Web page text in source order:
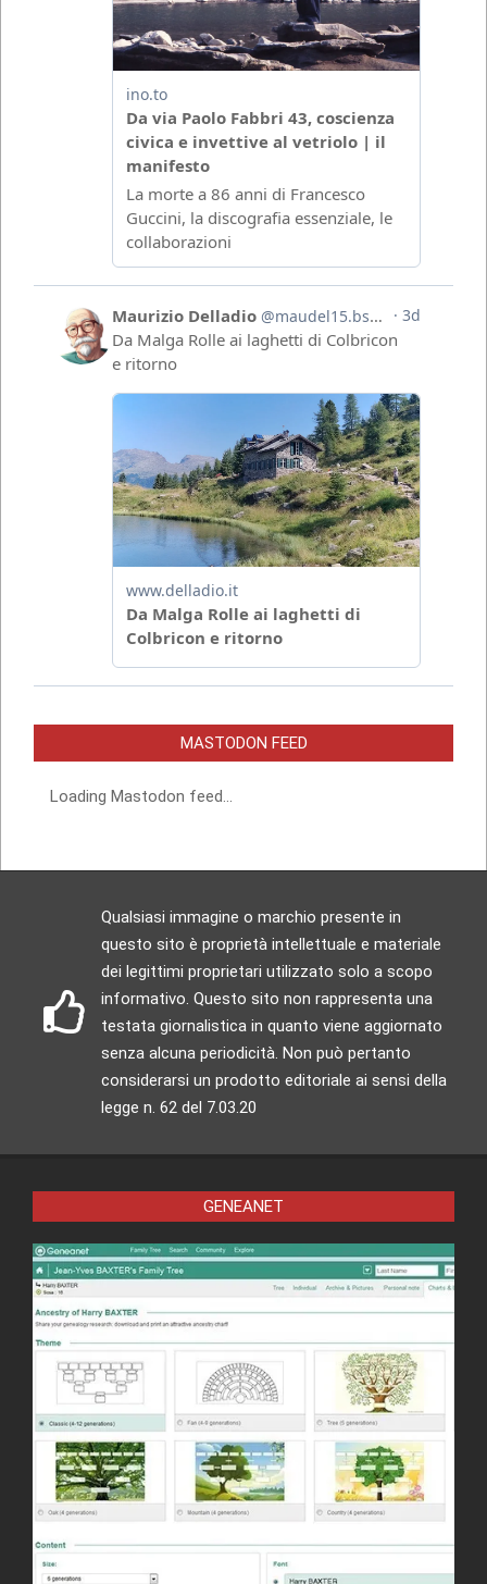
MASTODON FEED
Loading Mastodon feed...
Qualsiasi immagine o marchio presente in
questo sito è proprietà intellettuale e materiale
dei legittimi proprietari utilizzato solo a scopo
informativo. Questo sito non rappresenta una
testata giornalistica in quanto viene aggiornato
senza alcuna periodicità. Non può pertanto
considerarsi un prodotto editoriale ai sensi della
legge n. 62 del 7.03.20
GENEANET